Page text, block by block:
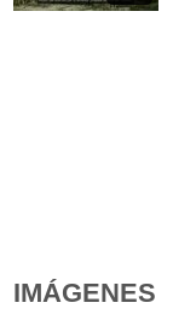
IMÁGENES